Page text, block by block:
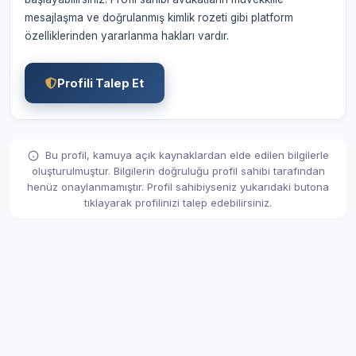
mesajlaşma ve doğrulanmış kimlik rozeti gibi platform
özelliklerinden yararlanma hakları vardır.
Profili Talep Et
Bu profil, kamuya açık kaynaklardan elde edilen bilgilerle
oluşturulmuştur. Bilgilerin doğruluğu profil sahibi tarafından
henüz onaylanmamıştır. Profil sahibiyseniz yukarıdaki butona
tıklayarak profilinizi talep edebilirsiniz.